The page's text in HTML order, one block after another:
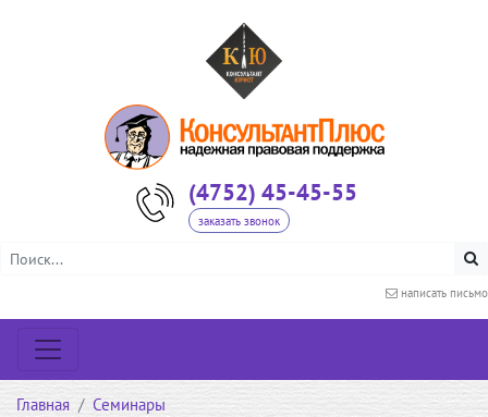
(4752) 45-45-55
заказать звонок
написать письмо
Главная
Семинары